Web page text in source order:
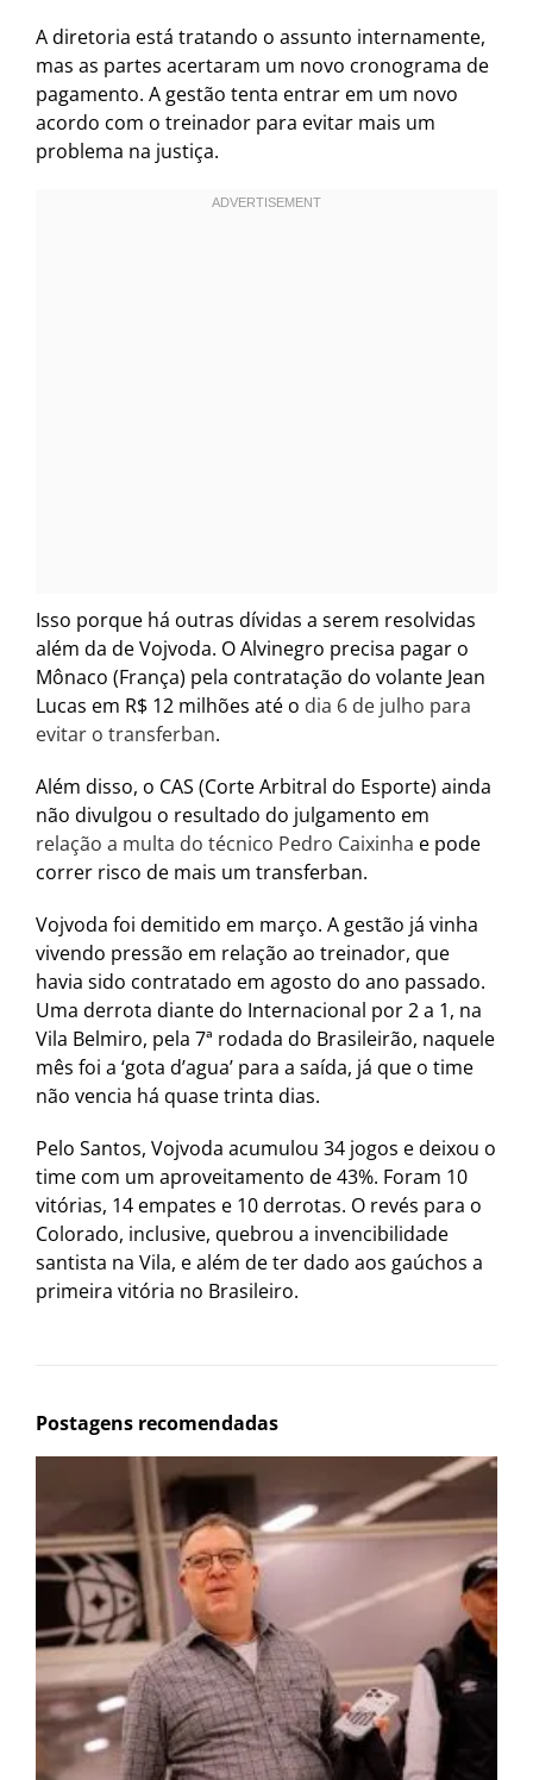
A diretoria está tratando o assunto internamente,
mas as partes acertaram um novo cronograma de
pagamento. A gestão tenta entrar em um novo
acordo com o treinador para evitar mais um
problema na justiça.
Isso porque há outras dívidas a serem resolvidas
além da de Vojvoda. O Alvinegro precisa pagar o
Mônaco (França) pela contratação do volante Jean
Lucas em R$ 12 milhões até o dia 6 de julho para
evitar o transferban.
Além disso, o CAS (Corte Arbitral do Esporte) ainda
não divulgou o resultado do julgamento em
relação a multa do técnico Pedro Caixinha e pode
correr risco de mais um transferban.
Vojvoda foi demitido em março. A gestão já vinha
vivendo pressão em relação ao treinador, que
havia sido contratado em agosto do ano passado.
Uma derrota diante do Internacional por 2 a 1, na
Vila Belmiro, pela 7ª rodada do Brasileirão, naquele
mês foi a ‘gota d’agua’ para a saída, já que o time
não vencia há quase trinta dias.
Pelo Santos, Vojvoda acumulou 34 jogos e deixou o
time com um aproveitamento de 43%. Foram 10
vitórias, 14 empates e 10 derrotas. O revés para o
Colorado, inclusive, quebrou a invencibilidade
santista na Vila, e além de ter dado aos gaúchos a
primeira vitória no Brasileiro.
Postagens recomendadas